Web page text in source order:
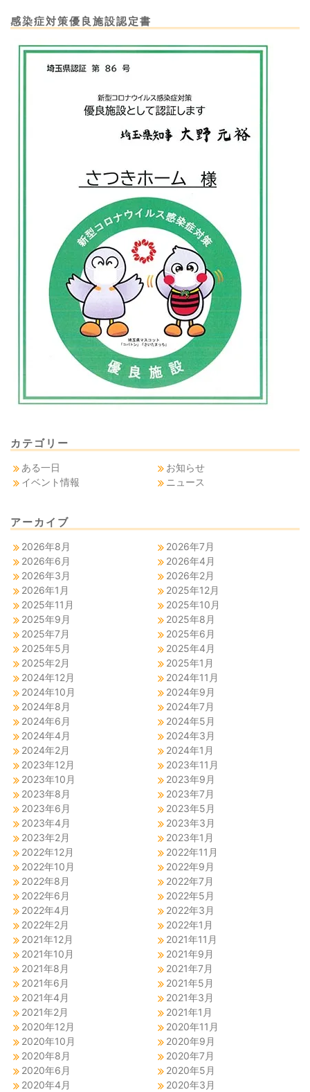
感染症対策優良施設認定書
カテゴリー
ある一日
お知らせ
イベント情報
ニュース
アーカイブ
2026年8月
2026年7月
2026年6月
2026年4月
2026年3月
2026年2月
2026年1月
2025年12月
2025年11月
2025年10月
2025年9月
2025年8月
2025年7月
2025年6月
2025年5月
2025年4月
2025年2月
2025年1月
2024年12月
2024年11月
2024年10月
2024年9月
2024年8月
2024年7月
2024年6月
2024年5月
2024年4月
2024年3月
2024年2月
2024年1月
2023年12月
2023年11月
2023年10月
2023年9月
2023年8月
2023年7月
2023年6月
2023年5月
2023年4月
2023年3月
2023年2月
2023年1月
2022年12月
2022年11月
2022年10月
2022年9月
2022年8月
2022年7月
2022年6月
2022年5月
2022年4月
2022年3月
2022年2月
2022年1月
2021年12月
2021年11月
2021年10月
2021年9月
2021年8月
2021年7月
2021年6月
2021年5月
2021年4月
2021年3月
2021年2月
2021年1月
2020年12月
2020年11月
2020年10月
2020年9月
2020年8月
2020年7月
2020年6月
2020年5月
2020年4月
2020年3月